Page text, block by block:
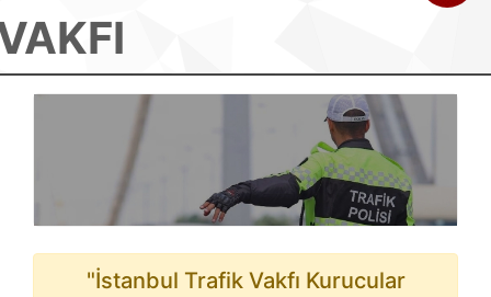
"İstanbul Trafik Vakfı Kurucular